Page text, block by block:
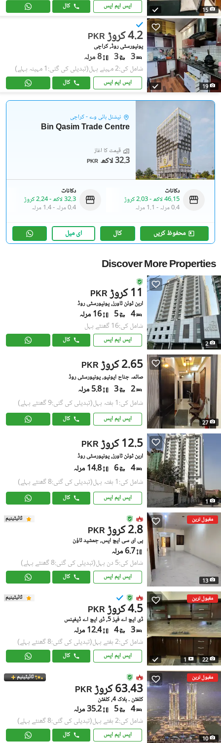
15 ایس ایم ایس کال
19
PKR 4.2 کروڑ
یونیورسٹی روڈ, کراچی
3
3 8 مرلہ
شامل کی:2 مہینے پہل (تبدیلی کی گئی:1 مہینہ پہلے)
ایس ایم ایس کال
نیشنل ہائی وے - کراچی
Bin Qasim Trade Centre
قیمت کا آغاز
PKR 32.3 لاکھ
دکانات
46.15 لاکھ
-2.03 کروڑ
0.4 مرلہ
- 1.1 مرلہ
دکانات
32.3 لاکھ
-2.24 کروڑ
0.4 مرلہ
-1.4 مرلہ
محفوظ کریں کال ای میل
Discover More Properties
2
PKR 11 کروڑ
اربن ٹوئن ٹاورز, یونیورسٹی روڈ
4
5 16 مرلہ
شامل کی:16 گھنٹے پہل
ایس ایم ایس کال
27
PKR 2.65 کروڑ
صائمہ جناح ایونیو, یونیورسٹی روڈ
2
3 5.8 مرلہ
شامل کی:1 ہفتہ پہل (تبدیلی کی گئی:9 گھنٹے پہلے)
ایس ایم ایس کال
1
PKR 12.5 کروڑ
اربن ٹوئن ٹاورز, یونیورسٹی روڈ
4
6 14.8 مرلہ
شامل کی:1 ہفتہ پہل (تبدیلی کی گئی:8 گھنٹے پہلے)
ایس ایم ایس کال
مقبول ترین
13
ٹائیٹینیم
PKR 2.8 کروڑ
پی ای سی ایچ ایس, جمشید ٹاؤن
6.7 مرلہ
شامل کی:5 دن پہل (تبدیلی کی گئی:8 گھنٹے پہلے)
ایس ایم ایس کال
مقبول ترین
22
1
ٹائیٹینیم
PKR 4.5 کروڑ
ڈی ایچ اے فیز 5, ڈی ایچ اے ڈیفینس
3
4 12.4 مرلہ
شامل کی:2 ہفتے پہل (تبدیلی کی گئی:8 گھنٹے پہلے)
ایس ایم ایس کال
مقبول ترین
10
ٹائیٹینیم
PKR 63.43 کروڑ
کلفٹن ۔ بلاک 4, کلفٹن
4
5 35.2 مرلہ
شامل کی:2 ہفتے پہل (تبدیلی کی گئی:8 گھنٹے پہلے)
ایس ایم ایس کال